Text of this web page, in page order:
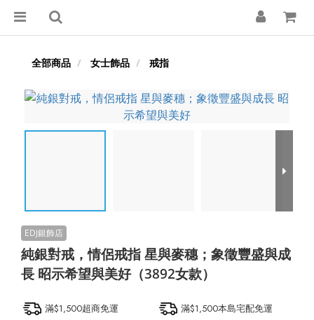
全部商品 女士飾品 戒指
純銀對戒，情侶戒指 星與麥穗；象徵豐盛與成
長 昭示希望與美好（3892女款）
滿$1,500超商免運
滿$1,500本島宅配免運